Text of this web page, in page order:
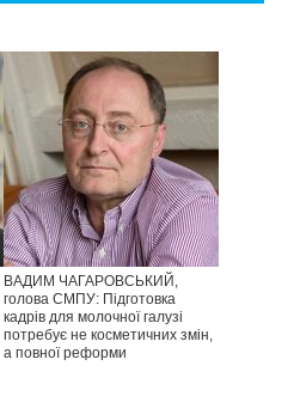
ВАДИМ ЧАГАРОВСЬКИЙ,
голова СМПУ: Підготовка
кадрів для молочної галузі
потребує не косметичних змін,
а повної реформи